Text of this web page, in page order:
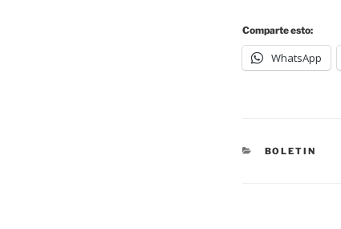
Comparte esto:
WhatsApp
BOLETIN